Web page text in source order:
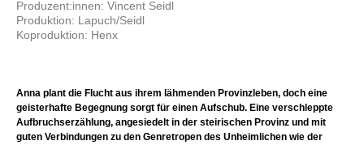
Produzent:innen: Vincent Seidl
Produktion: Lapuch/Seidl
Koproduktion: Henx
Anna plant die Flucht aus ihrem lähmenden Provinzleben, doch eine
geisterhafte Begegnung sorgt für einen Aufschub. Eine verschleppte
Aufbruchserzählung, angesiedelt in der steirischen Provinz und mit
guten Verbindungen zu den Genretropen des Unheimlichen wie der